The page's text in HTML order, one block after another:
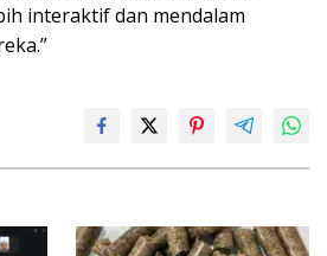
interaktif dan mendalam